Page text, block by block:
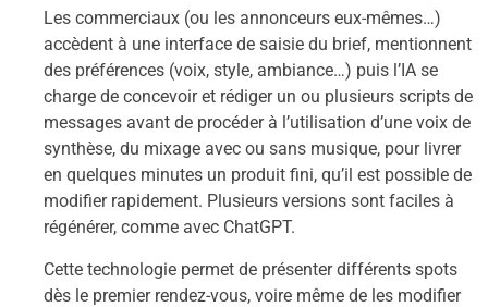
Les commerciaux (ou les annonceurs eux-mêmes…)
accèdent à une interface de saisie du brief, mentionnent
des préférences (voix, style, ambiance…) puis l’IA se
charge de concevoir et rédiger un ou plusieurs scripts de
messages avant de procéder à l’utilisation d’une voix de
synthèse, du mixage avec ou sans musique, pour livrer
en quelques minutes un produit fini, qu’il est possible de
modifier rapidement. Plusieurs versions sont faciles à
régénérer, comme avec ChatGPT.
Cette technologie permet de présenter différents spots
dès le premier rendez-vous, voire même de les modifier